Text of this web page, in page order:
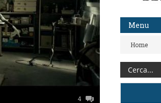
4
Menu
Home